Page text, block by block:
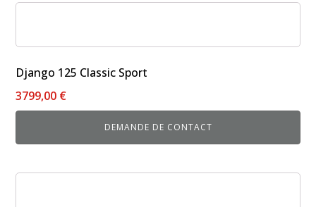
Django 125 Classic Sport
3799,00 €
DEMANDE DE CONTACT